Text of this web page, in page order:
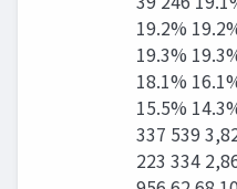
19.2%
19.3%
18.1%
15.5%
337 539
223 334